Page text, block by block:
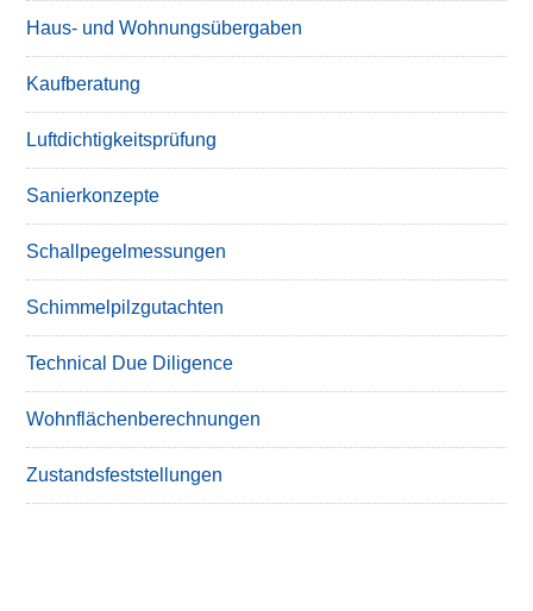
Haus- und Wohnungsübergaben
Kaufberatung
Luftdichtigkeitsprüfung
Sanierkonzepte
Schallpegelmessungen
Schimmelpilzgutachten
Technical Due Diligence
Wohnflächenberechnungen
Zustandsfeststellungen